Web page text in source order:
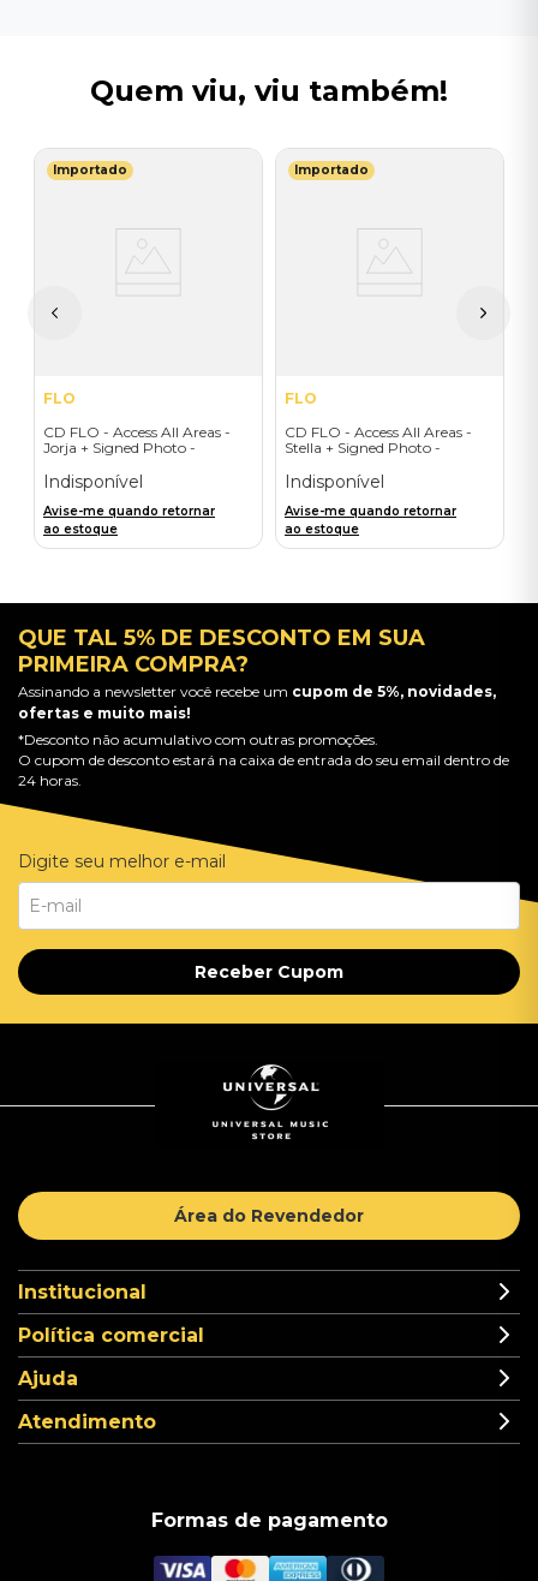
Quem viu, viu também!
Importado
FLO
CD FLO - Access All Areas -
Jorja + Signed Photo -
Indisponível
Avise-me quando retornar
ao estoque
Importado
FLO
CD FLO - Access All Areas -
Stella + Signed Photo -
Indisponível
Avise-me quando retornar
ao estoque
QUE TAL 5% DE DESCONTO EM SUA
PRIMEIRA COMPRA?
Assinando a newsletter você recebe um cupom de 5%, novidades,
ofertas e muito mais!
*Desconto não acumulativo com outras promoções.
O cupom de desconto estará na caixa de entrada do seu email dentro de
24 horas.
Digite seu melhor e-mail
Receber Cupom
Área do Revendedor
Institucional
Política comercial
Ajuda
Atendimento
Formas de pagamento